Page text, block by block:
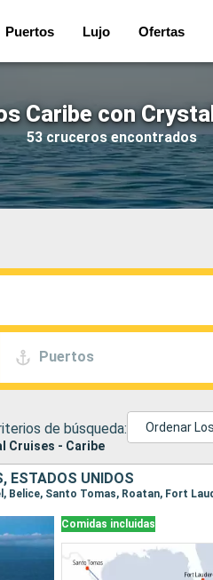
Puertos Lujo Ofertas
Caribe con
53 cruceros encontrados
Puertos
de búsqueda:
Cruises - Caribe
Ordenar
ESTADOS UNIDOS
Belice, Santo Tomas, Roatan, Fort
Comidas incluidas